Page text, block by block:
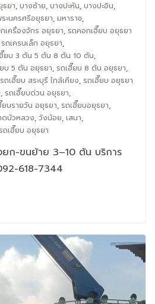
ยา, บางซ้าย, บางปะหัน, บางปะอิน,
ะนครศรีอยุธยา, มหาราช,
เครื่องจักร อยุธยา, รถคอกเฮี๊ยบ อยุธยา
รถเครนเล็ก อยุธยา,
ยบ 3 ตัน 5 ตัน 8 ตัน 10 ตัน,
บ 5 ตัน อยุธยา, รถเฮี๊ยบ 8 ตัน อยุธยา,
รถเฮี๊ยบ สระบุรี ใกล้เคียง, รถเฮี๊ยบ อยุธยา
, รถเฮี๊ยบด่วน อยุธยา,
ยบรายวัน อยุธยา, รถเฮี๊ยบอยุธยา,
ดบัวหลวง, วังน้อย, เสนา,
ถเฮี๊ยบ อยุธยา
ยก-ขนย้าย 3–10 ตัน บริการ
618-7344